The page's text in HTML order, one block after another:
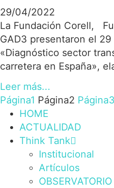
29/04/2022
La Fundación Corell,
GAD3 presentaron el
«Diagnóstico sector
carretera en España»,
Leer más...
Página1 Página2 Página3
HOME
ACTUALIDAD
Think Tank
Institucional
Artículos